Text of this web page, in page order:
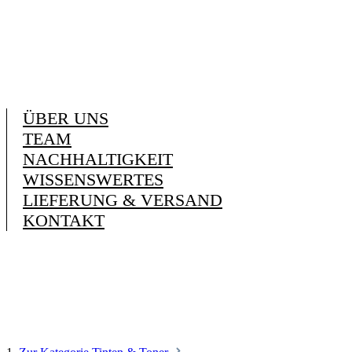
ÜBER UNS
TEAM
NACHHALTIGKEIT
WISSENSWERTES
LIEFERUNG & VERSAND
KONTAKT